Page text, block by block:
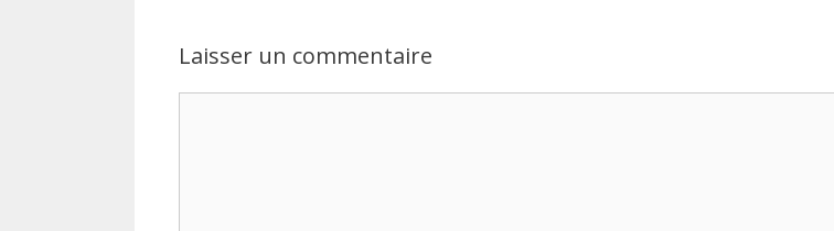
Laisser un commentaire